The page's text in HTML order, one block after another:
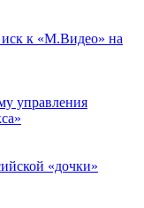
к «М.Видео» на
управления
«дочки»